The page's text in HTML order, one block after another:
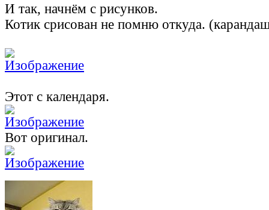
И так, начнём с рисунков.
Котик срисован не помню откуда.
Этот с календаря.
Вот оригинал.